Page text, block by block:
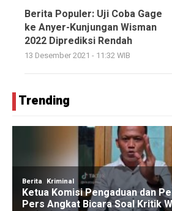
Berita Populer: Uji Coba Gage
ke Anyer-Kunjungan Wisman
2022 Diprediksi Rendah
13 Desember 2021 - 11:32 WIB
Trending